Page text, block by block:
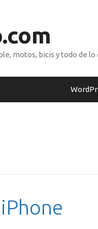
motos, bicis y todo de